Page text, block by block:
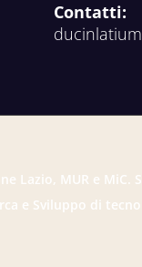
Contatti:
Lazio, MUR e
e Sviluppo di